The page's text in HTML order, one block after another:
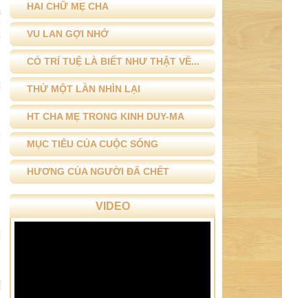
HAI CHỮ MẸ CHA
VU LAN GỢI NHỚ
CÓ TRÍ TUỆ LÀ BIẾT NHƯ THẬT VỀ...
THỬ MỘT LẦN NHÌN LẠI
HT CHA MẸ TRONG KINH DUY-MA
MỤC TIÊU CỦA CUỘC SỐNG
HƯƠNG CỦA NGƯỜI ĐÃ CHẾT
VIDEO